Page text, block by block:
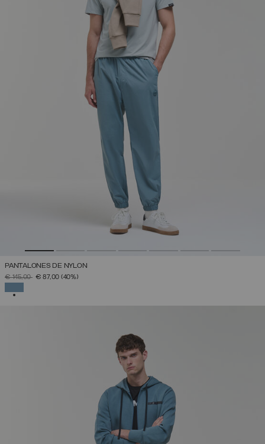
PANTALONES DE NYLON
PRECIO REBAJADO DE
€ 145,00A€ 87,00 (40%)